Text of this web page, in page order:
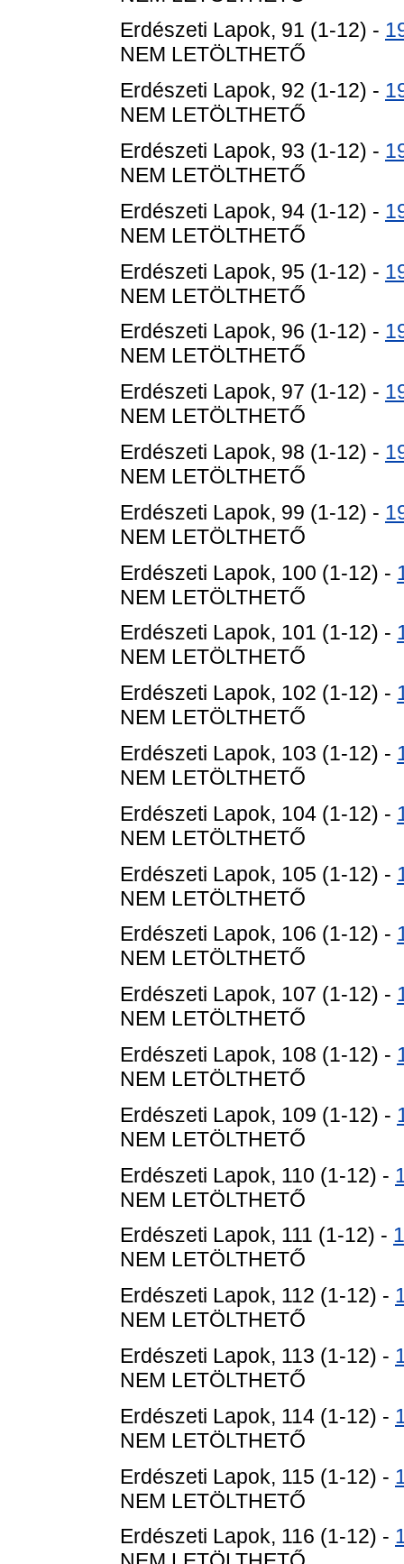
Erdészeti Lapok, 91 (1-12) -
NEM LETÖLTHETŐ
Erdészeti Lapok, 92 (1-12) -
NEM LETÖLTHETŐ
Erdészeti Lapok, 93 (1-12) -
NEM LETÖLTHETŐ
Erdészeti Lapok, 94 (1-12) -
NEM LETÖLTHETŐ
Erdészeti Lapok, 95 (1-12) -
NEM LETÖLTHETŐ
Erdészeti Lapok, 96 (1-12) -
NEM LETÖLTHETŐ
Erdészeti Lapok, 97 (1-12) -
NEM LETÖLTHETŐ
Erdészeti Lapok, 98 (1-12) -
NEM LETÖLTHETŐ
Erdészeti Lapok, 99 (1-12) -
NEM LETÖLTHETŐ
Erdészeti Lapok, 100 (1-12) -
NEM LETÖLTHETŐ
Erdészeti Lapok, 101 (1-12) -
NEM LETÖLTHETŐ
Erdészeti Lapok, 102 (1-12) -
NEM LETÖLTHETŐ
Erdészeti Lapok, 103 (1-12) -
NEM LETÖLTHETŐ
Erdészeti Lapok, 104 (1-12) -
NEM LETÖLTHETŐ
Erdészeti Lapok, 105 (1-12) -
NEM LETÖLTHETŐ
Erdészeti Lapok, 106 (1-12) -
NEM LETÖLTHETŐ
Erdészeti Lapok, 107 (1-12) -
NEM LETÖLTHETŐ
Erdészeti Lapok, 108 (1-12) -
NEM LETÖLTHETŐ
Erdészeti Lapok, 109 (1-12) -
NEM LETÖLTHETŐ
Erdészeti Lapok, 110 (1-12) -
NEM LETÖLTHETŐ
Erdészeti Lapok, 111 (1-12) -
NEM LETÖLTHETŐ
Erdészeti Lapok, 112 (1-12) -
NEM LETÖLTHETŐ
Erdészeti Lapok, 113 (1-12) -
NEM LETÖLTHETŐ
Erdészeti Lapok, 114 (1-12) -
NEM LETÖLTHETŐ
Erdészeti Lapok, 115 (1-12) -
NEM LETÖLTHETŐ
Erdészeti Lapok, 116 (1-12) -